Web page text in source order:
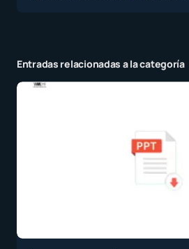
Entradas relacionadas a la categoría